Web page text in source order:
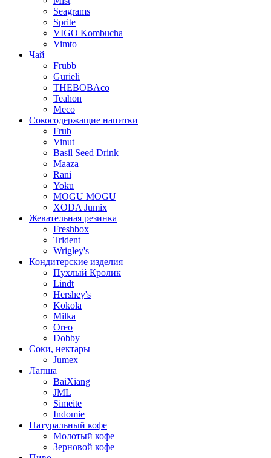
Seagrams
Sprite
VIGO Kombucha
Vimto
Чай
Frubb
Gurieli
THEBOBAco
Teahon
Meco
Сокосодержащие напитки
Frub
Vinut
Basil Seed Drink
Maaza
Rani
Yoku
MOGU MOGU
XODA Jumix
Жевательная резинка
Freshbox
Trident
Wrigley's
Кондитерские изделия
Пухлый Кролик
Lindt
Hershey's
Kokola
Milka
Oreo
Dobby
Соки, нектары
Jumex
Лапша
BaiXiang
JML
Simeite
Indomie
Натуральный кофе
Молотый кофе
Зерновой кофе